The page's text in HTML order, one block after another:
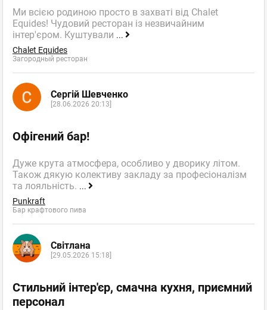
Ми всією родиною просто в захваті від Chalet
Equides! Чудовий ресторан із незвичайним
інтер'єром. Куштували ...
Chalet Equides
Загородный ресторан
Сергій Шевченко
[28.06.2026 20:13]
Офігений бар!
Дуже крута атмосфера, особливо у дворику літом.
Також дякую колективу закладу за професіоналізм
та лояльність. ...
Punkraft
Бар крафтового пива
Світлана
[29.05.2026 15:18]
Стильний інтер'єр, смачна кухня, приємний
персонал